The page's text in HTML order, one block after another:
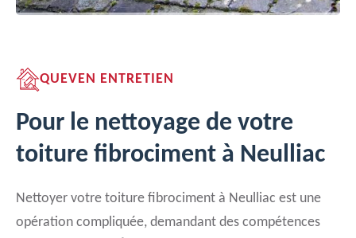
QUEVEN ENTRETIEN
Pour le nettoyage de votre
toiture fibrociment à Neulliac
Nettoyer votre toiture fibrociment à Neulliac est une
opération compliquée, demandant des compétences